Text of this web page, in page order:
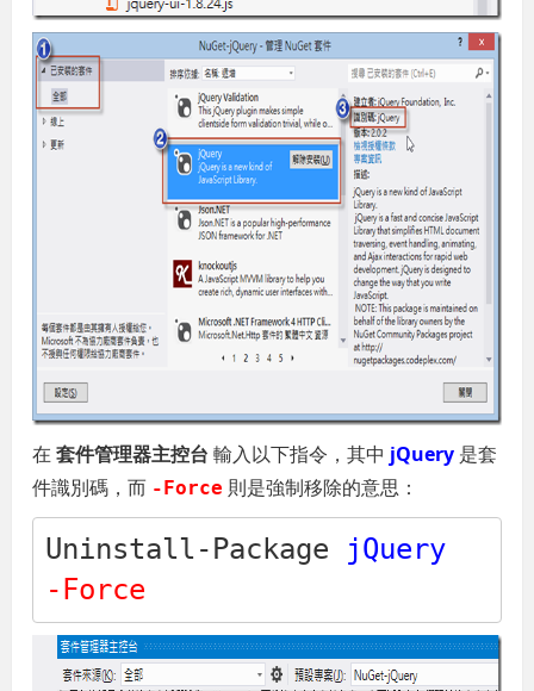
在套件管理器主控台 輸入以下指令，其中 jQuery 是套
件識別碼，而 -Force 則是強制移除的意思：
Uninstall-Package
jQuery
-Force